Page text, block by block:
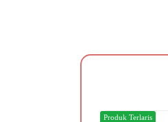
Produk Terlaris